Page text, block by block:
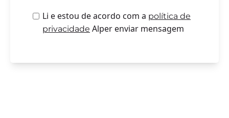
Li e estou de acordo com a política de
privacidade Alper enviar mensagem